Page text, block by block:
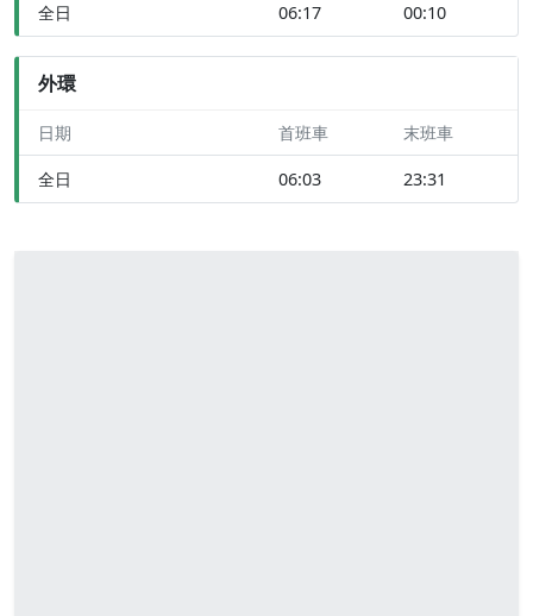
全日 06:17 00:10
外環
日期 首班車 末班車
全日 06:03 23:31